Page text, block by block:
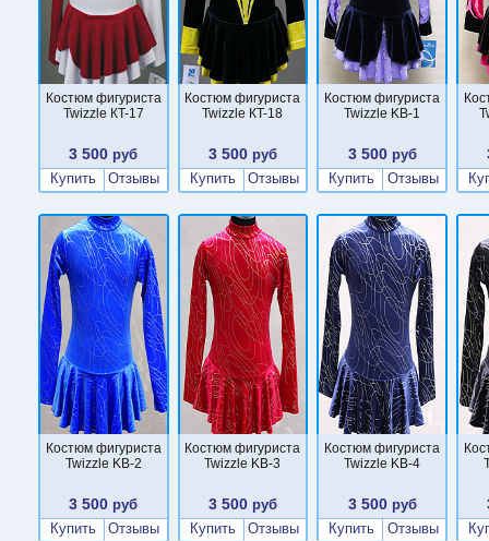
Костюм фигуриста
Twizzle КT-17
3 500 руб
Купить
Отзывы
Костюм фигуриста
Twizzle КT-18
3 500 руб
Купить
Отзывы
Костюм фигуриста
Twizzle KB-1
3 500руб
Купить
Отзывы
Костюм фигуриста
Twizzle KB-2
3 500 руб
Купить
Отзывы
Костюм фигуриста
Twizzle KB-3
3 500 руб
Купить
Отзывы
Костюм фигуриста
Twizzle KB-4
3 500руб
Купить
Отзывы